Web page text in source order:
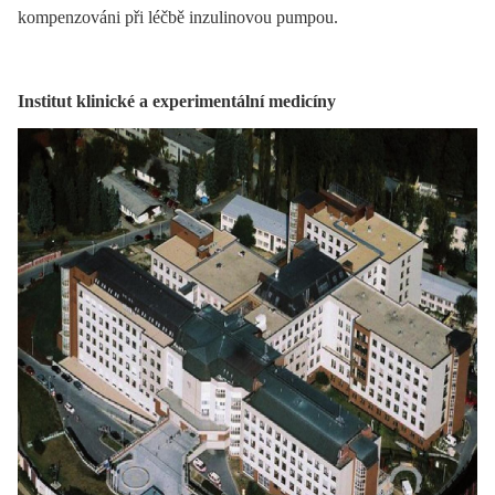
kompenzováni při léčbě inzulinovou pumpou.
Institut klinické a experimentální medicíny